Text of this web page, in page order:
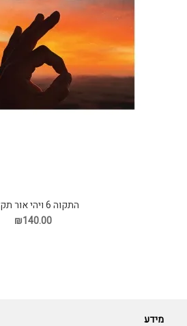
התקוה 6 ויהי אור תקליט
₪140.00
מידע